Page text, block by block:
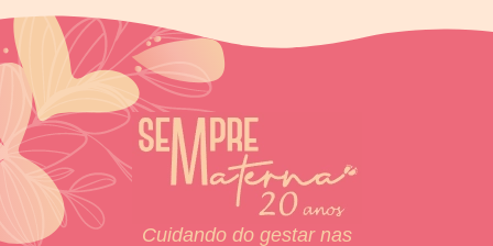
Cuidando do gestar nas